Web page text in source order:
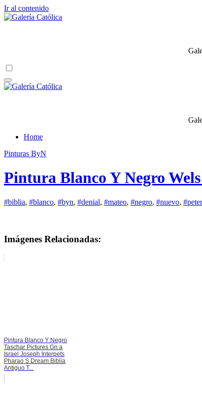
Ir al contenido
Home
Pinturas ByN
Pintura Blanco Y Negro
#biblia, #blanco, #byn, #denial, #mateo, #negro, #nuevo, #peter
Imágenes Relacionadas:
Pintura Blanco Y Negro
Taschar Pictures Gn a
Israel Joseph Interpets
Pharao S Dream Biblia
Antiguo T...